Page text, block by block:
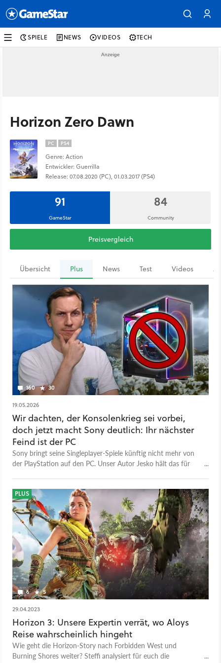
SPIELE NEWS VIDEOS TECH
Horizon Zero Dawn
PC PS4
Genre: Action
Entwickler: Guerrilla
Release: 07.08.2020 (PC), 01.03.2017 (PS4)
91
GameStar
84
Community
Preisvergleich
Übersicht Plus News Test Videos
160 30
19.05.2026
Wir dachten, der Konsolenkrieg sei vorbei,
doch jetzt macht Sony deutlich: Ihr nächster
Feind ist der PC
Sony bringt seine Singleplayer-Spiele künftig nicht mehr von
der PlayStation auf den PC. Unser Autor Jesko hält das für
6 5
PLUS
29.04.2023
Horizon 3: Unsere Expertin verrät, wo Aloys
Reise wahrscheinlich hingeht
Wie geht die Horizon-Story nach Forbidden West und
Burning Shores weiter? Steffi analysiert für euch die